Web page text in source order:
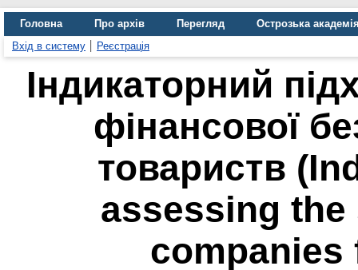
Головна Про архів Перегляд
Острозька
Вхід в систему
Реєстрація
Індикаторний
фінансової
товариств
assessing
companies